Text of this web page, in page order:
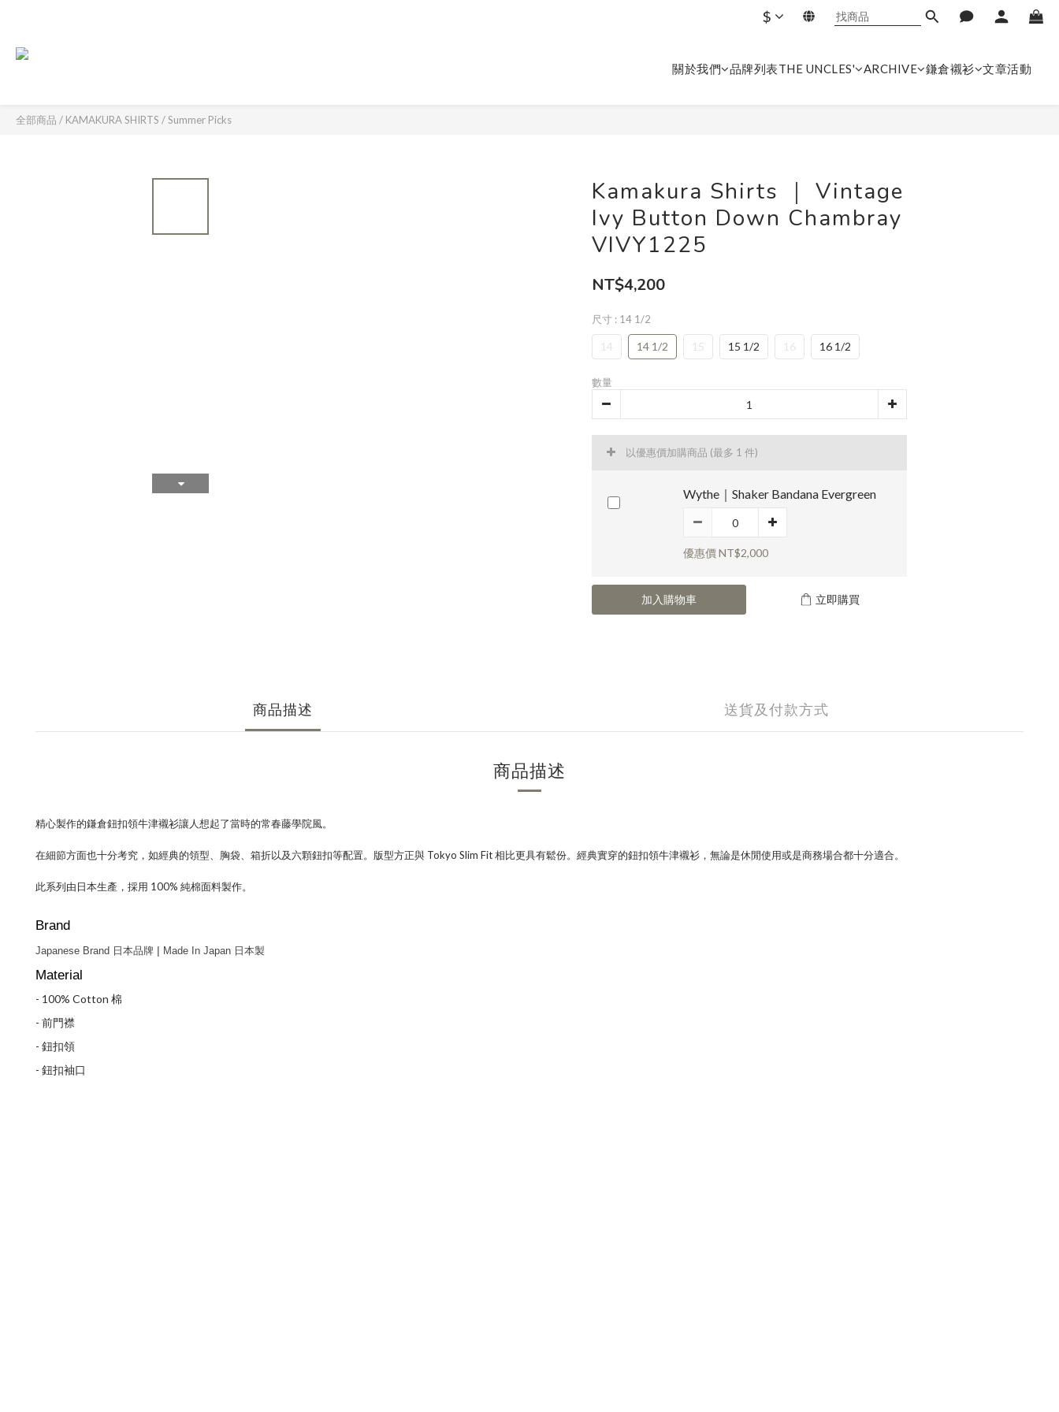
$
關於我們 品牌列表THE UNCLES' ARCHIVE 鎌倉襯衫 文章活動
全部商品 / KAMAKURA SHIRTS /Summer Picks
Kamakura Shirts ｜ Vintage
Ivy Button Down Chambray
VIVY1225
NT$4,200
尺寸 : 14 1/2
14 14 1/2 15 15 1/2 16 16 1/2
數量
以優惠價加購商品 (最多 1 件)
Wythe｜Shaker Bandana Evergreen
優惠價 NT$2,000
加入購物車 立即購買
商品描述 送貨及付款方式
商品描述
精心製作的鎌倉鈕扣領牛津襯衫讓人想起了當時的常春藤學院風。
在細節方面也十分考究，如經典的領型、胸袋、箱折以及六顆鈕扣等配置。版型方正與 Tokyo Slim Fit 相比更具有鬆份。經典實穿的鈕扣領牛津襯衫，無論是休閒使用或是商務場合都十分適合。
此系列由日本生產，採用 100% 純棉面料製作。
Brand
Japanese Brand 日本品牌 | Made In Japan 日本製
Material
- 100% Cotton 棉
- 前門襟
- 鈕扣領
- 鈕扣袖口